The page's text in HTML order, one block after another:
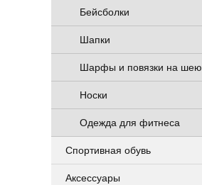
Бейсболки
Шапки
Шарфы и повязки на шею
Носки
Одежда для фитнеса
Спортивная обувь
Аксессуары